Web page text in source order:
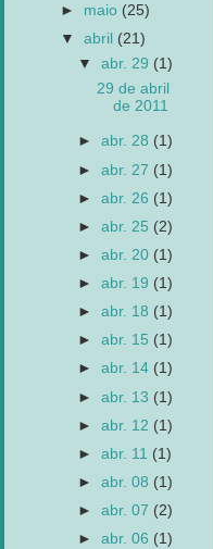
► maio (25)
▼abril (21)
▼abr. 29 (1)
29 de abril
de 2011
►abr. 28 (1)
►abr. 27 (1)
►abr. 26 (1)
►abr. 25 (2)
►abr. 20 (1)
►abr. 19 (1)
►abr. 18 (1)
►abr. 15 (1)
►abr. 14 (1)
►abr. 13 (1)
►abr. 12 (1)
►abr. 11 (1)
►abr. 08 (1)
►abr. 07 (2)
►abr. 06 (1)